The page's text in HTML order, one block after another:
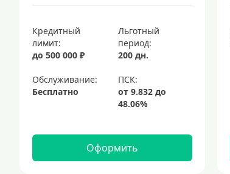
Кредитный
лимит:
до 500 000 ₽
Льготный
период:
200 дн.
Обслуживание:
Бесплатно
Оформить